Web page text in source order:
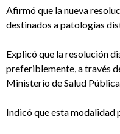
Afirmó que la nueva
destinados a patologías
Explicó que la resolución
preferiblemente, a través
Ministerio de Salud
Indicó que esta modalidad